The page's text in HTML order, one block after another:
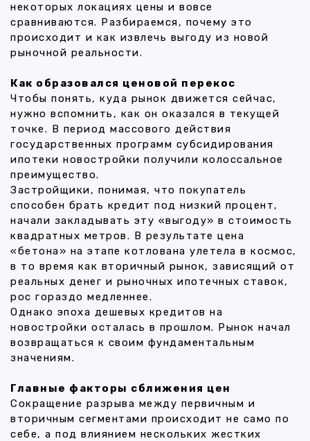
некоторых локациях цены и вовсе
сравниваются. Разбираемся, почему это
происходит и как извлечь выгоду из новой
рыночной реальности.
Как образовался ценовой перекос
Чтобы понять, куда рынок движется сейчас,
нужно вспомнить, как он оказался в текущей
точке. В период массового действия
государственных программ субсидирования
ипотеки новостройки получили колоссальное
преимущество.
Застройщики, понимая, что покупатель
способен брать кредит под низкий процент,
начали закладывать эту «выгоду» в стоимость
квадратных метров. В результате цена
«бетона» на этапе котлована улетела в космос,
в то время как вторичный рынок, зависящий от
реальных денег и рыночных ипотечных ставок,
рос гораздо медленнее.
Однако эпоха дешевых кредитов на
новостройки осталась в прошлом. Рынок начал
возвращаться к своим фундаментальным
значениям.
Главные факторы сближения цен
Сокращение разрыва между первичным и
вторичным сегментами происходит не само по
себе, а под влиянием нескольких жестких